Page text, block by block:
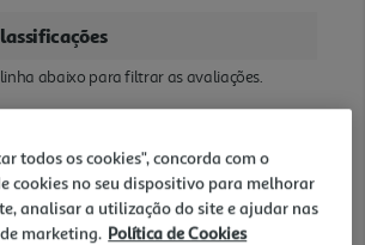
todos os cookies", concorda com o
cookies no seu dispositivo para melhorar
analisar a utilização do site e ajudar nas
marketing. Política de Cookies